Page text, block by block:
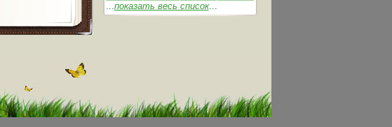
...показать весь список...